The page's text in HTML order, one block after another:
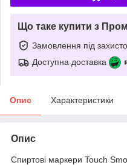
Що таке купити з
Замовлення під
Доступна доставка
Опис Характеристики
Опис
Спиртові маркери Touch